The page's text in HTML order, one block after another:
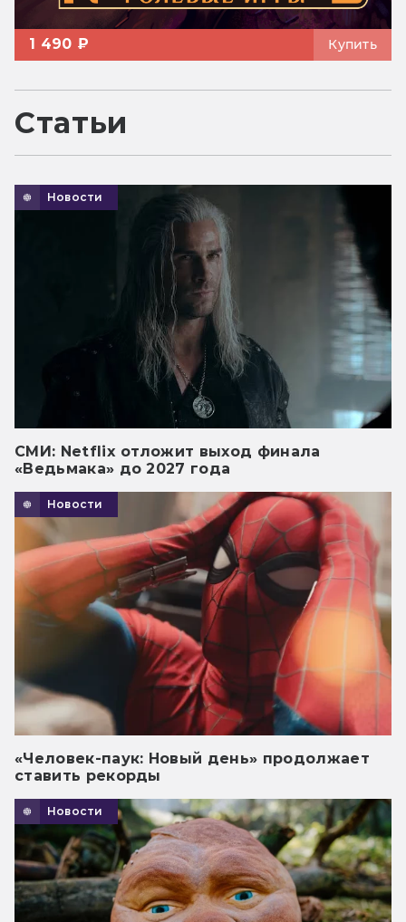
1 490 ₽ Купить
Статьи
Новости
СМИ: Netflix отложит выход финала
«Ведьмака» до 2027 года
Новости
«Человек-паук: Новый день» продолжает
ставить рекорды
Новости